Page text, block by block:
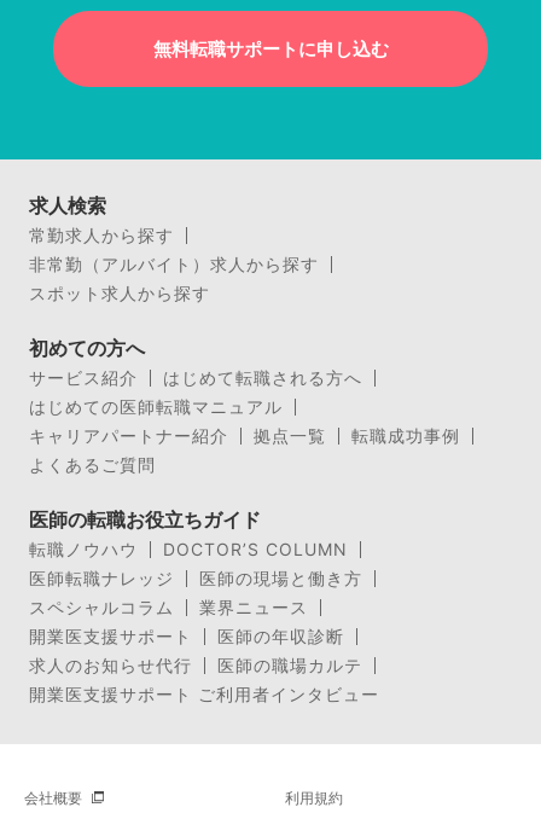
無料転職サポートに申し込む
求人検索
常勤求人から探す
非常勤（アルバイト）求人から探す
スポット求人から探す
初めての方へ
サービス紹介
はじめて転職される方へ
はじめての医師転職マニュアル
キャリアパートナー紹介
拠点一覧
転職成功事例
よくあるご質問
医師の転職お役立ちガイド
転職ノウハウ
DOCTOR’S COLUMN
医師転職ナレッジ
医師の現場と働き方
スペシャルコラム
業界ニュース
開業医支援サポート
医師の年収診断
求人のお知らせ代行
医師の職場カルテ
開業医支援サポート ご利用者インタビュー
会社概要 利用規約